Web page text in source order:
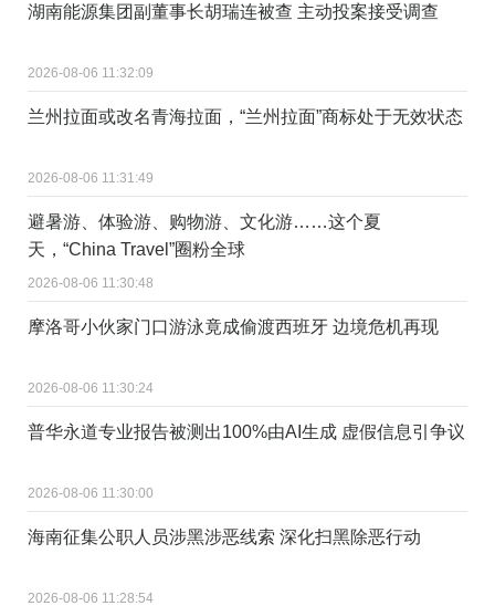
湖南能源集团副董事长胡瑞连被查 主动投案接受调查
2026-08-06 11:32:09
兰州拉面或改名青海拉面，“兰州拉面”商标处于无效状态
2026-08-06 11:31:49
避暑游、体验游、购物游、文化游……这个夏
天，“China Travel”圈粉全球
2026-08-06 11:30:48
摩洛哥小伙家门口游泳竟成偷渡西班牙 边境危机再现
2026-08-06 11:30:24
普华永道专业报告被测出100%由AI生成 虚假信息引争议
2026-08-06 11:30:00
海南征集公职人员涉黑涉恶线索 深化扫黑除恶行动
2026-08-06 11:28:54